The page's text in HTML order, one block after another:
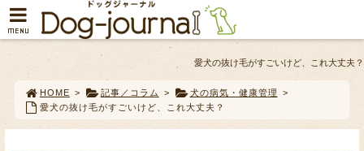
愛犬の抜け毛がすごいけど、これ大丈夫？
HOME > 記事／コラム > 犬の病気・健康管理
>
愛犬の抜け毛がすごいけど、これ大丈夫？
MENU